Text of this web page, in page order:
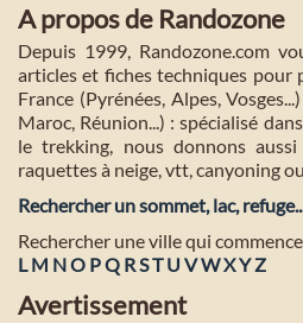
A propos de Randozone
Depuis 1999, Randozone.com
articles et fiches techniques pour
France (Pyrénées, Alpes,
Maroc, Réunion...) : spécialisé
le trekking, nous donnons
raquettes à neige, vtt, canyoning
Rechercher un sommet, lac,
Rechercher une ville qui
L M NO PQ RST U VWXYZ
Avertissement